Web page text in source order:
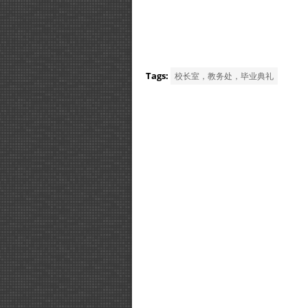
Tags: 校长室，教务处，毕业典礼